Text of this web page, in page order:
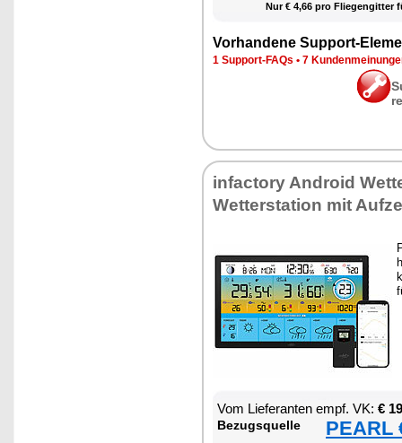
Nur € 4,66 pro Flie­gen­git­ter
Vor­han­de­ne Sup­port-
1 Sup­port-FAQs • 7
in­fac­to­ry An­dro­id
Wet­ter­sta­ti­on mit
Vom Lie­fe­ran­ten empf. VK: €
Be­zugs­quel­le PEARL